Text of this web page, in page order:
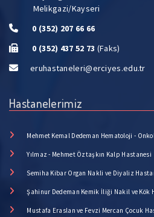
Melikgazi/Kayseri
0 (352) 207 66 66
0 (352) 437 52 73 (Faks)
eruhastaneleri@erciyes.edu.tr
Hastanelerimiz
Mehmet Kemal Dedeman Hematoloji -
Yılmaz - Mehmet Öztaşkın Kalp Hastanesi
Semiha Kibar Organ Nakli ve Diyaliz
Şahinur Dedeman Kemik İliği Nakil ve Kök
Mustafa Eraslan ve Fevzi Mercan Çocuk